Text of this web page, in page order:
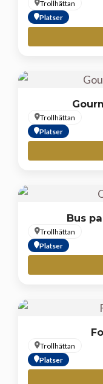
Trollhättan
Platser
Trollhättan
Platser
Bus
Trollhättan
Platser
Trollhättan
Platser